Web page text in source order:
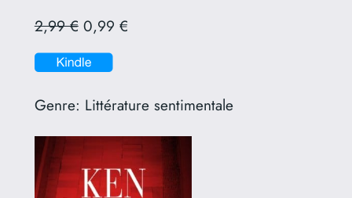
2,99 €0,99 €
Genre: Littérature sentimentale